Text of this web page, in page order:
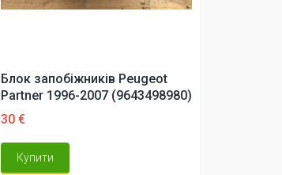
Блок запобіжників Peugeot
Partner 1996-2007 (9643498980)
30 €
Купити